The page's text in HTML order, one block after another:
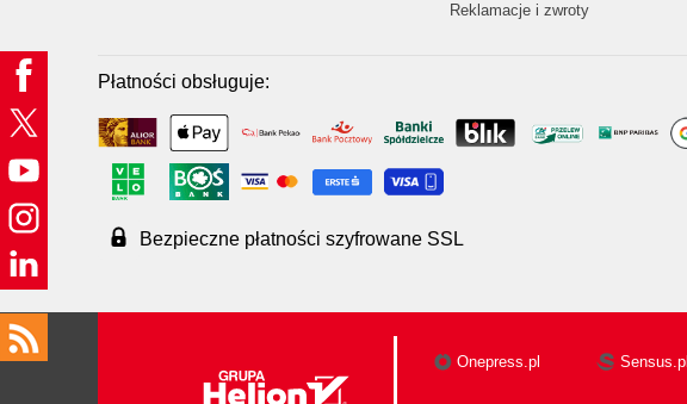
Reklamacje i zwroty
Płatności obsługuje:
Bezpieczne płatności szyfrowane SSL
Onepress.pl Sensus.pl